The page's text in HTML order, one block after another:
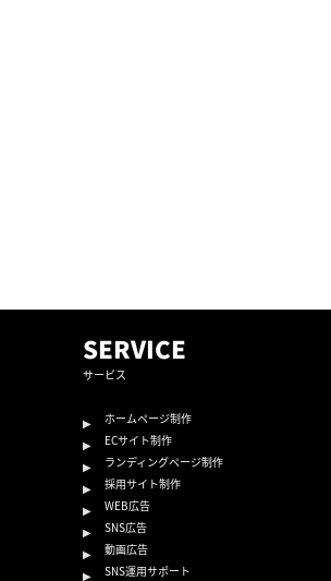
SERVICE
サービス
ホームページ制作
ECサイト制作
ランディングページ制作
採用サイト制作
WEB広告
SNS広告
動画広告
SNS運用サポート